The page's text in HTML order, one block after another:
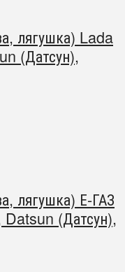
лягушка) Lada
(Датсун),
лягушка) Е-ГАЗ
(Датсун),